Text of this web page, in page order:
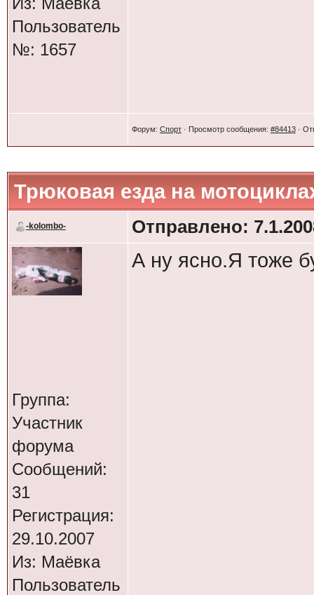
Пользователь
№: 1657
все зубья сорволо
боюсь на троссу
Форум: Спорт· Просмотр сообщения: #84413·
Трюковая езда на
-kolombo- Отправлено:
Группа:
Участник
форума
Сообщений:
31
Регистрация:
29.10.2007
Из: Маёвка
Пользователь
А ну ясно.Я тоже